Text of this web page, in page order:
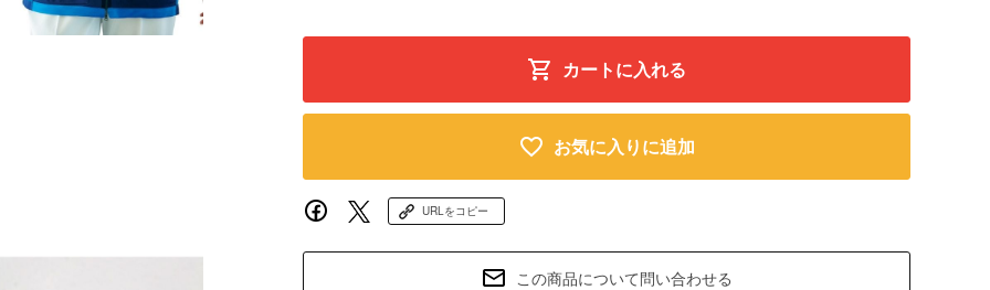
カートに入れる
お気に入りに追加
URLをコピー
この商品について問い合わせる